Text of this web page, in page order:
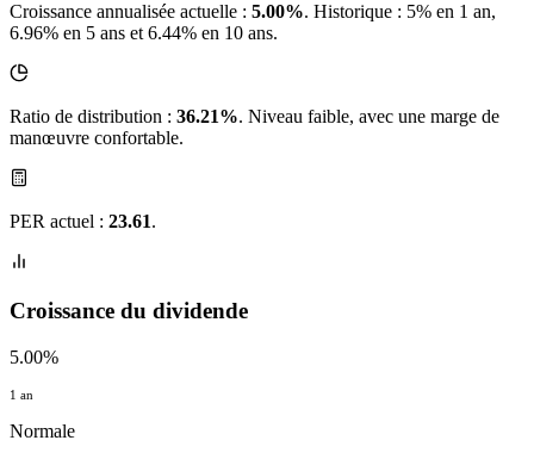
Croissance annualisée actuelle : 5.00%. Historique : 5% en 1 an,
6.96% en 5 ans et 6.44% en 10 ans.
Ratio de distribution : 36.21%. Niveau faible, avec une marge de
manœuvre confortable.
PER actuel : 23.61.
Croissance du dividende
5.00%
1 an
Normale